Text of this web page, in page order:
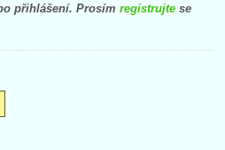
přihlášení. Prosím registrujte se